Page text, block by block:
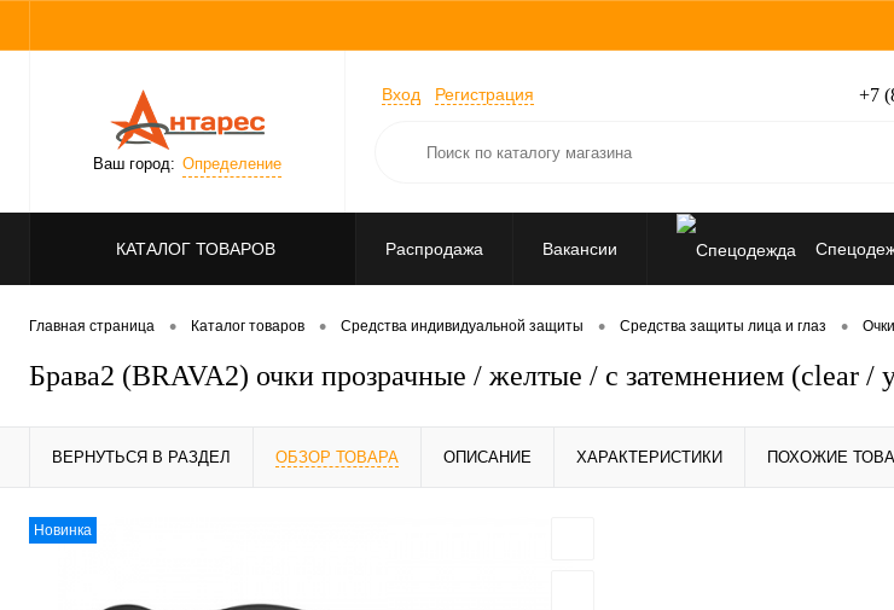
Ваш город: Определение
Вход Регистрация +7
КАТАЛОГ ТОВАРОВ Распродажа Вакансии
Перчатки, рукавицы
Средства защиты от падения
Главная страница • Каталог товаров • Средства индивидуальной защиты • Средства защиты лица и глаз •
Брава2 (BRAVA2) очки прозрачные / желтые / с затемнением (clear /
ВЕРНУТЬСЯ В РАЗДЕЛ ОБЗОР ТОВАРА ОПИСАНИЕ ХАРАКТЕРИСТИКИ ПОХОЖИЕ
Новинка